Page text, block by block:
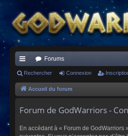
ac
co
s
Forums
Rechercher Connexion
Accueil du forum
Forum de GodWarriors -
En accédant à « Forum de GodWarriors